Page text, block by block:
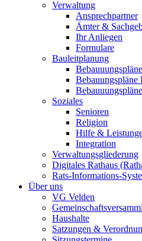
Verwaltung
Ansprechpartner
Ämter &
Ihr Anliegen
Formulare
Bauleitplanung
Bebauungspläne
Soziales
Senioren
Religion
Hilfe &
Integration
Verwaltungsgliederung
Digitales Rathaus
Rats-Informations-
Über uns
VG Velden
Haushalte
Satzungen &